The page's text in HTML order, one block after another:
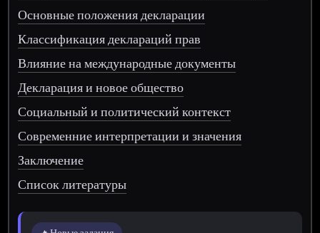
Основные положения декларации
Классификация деклараций прав
Влияние на международные документы
Декларация и новое общество
Социальный и политический контекст
Современние интерпретации и значения
Заключение
Список литературы